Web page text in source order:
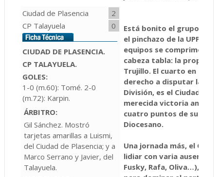
Ciudad de Plasencia
2
CP Talayuela
0
CIUDAD DE PLASENCIA.
CP TALAYUELA.
GOLES:
1-0 (m.60): Tomé. 2-0
(m.72): Karpin.
ÁRBITRO:
Gil Sánchez. Mostró
tarjetas amarillas a Luismi,
del Ciudad de Plasencia; y a
Marco Serrano y Javier, del
Talayuela.
Está bonito el grupo 1
el pinchazo de la UPP
equipos se comprimen
cabeza tabla: la propia
Trujillo. El cuarto en
derecho a disputar la
División, es el Ciudad de
merecida victoria ante el
cuatro puntos de sus
Diocesano.
Una jornada más, el
lidiar con varia
Fusky, Rafa, Oliva…),